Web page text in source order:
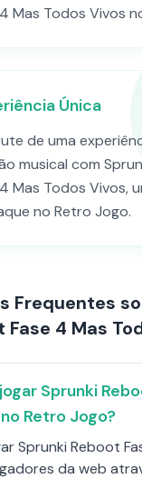
Mas Todos Vivos
Única
de uma
musical com
Mas Todos Vivos,
no Retro Jogo.
Frequentes
Fase 4 Mas
Sprunki
Retro Jogo?
Sprunki Reboot
da web